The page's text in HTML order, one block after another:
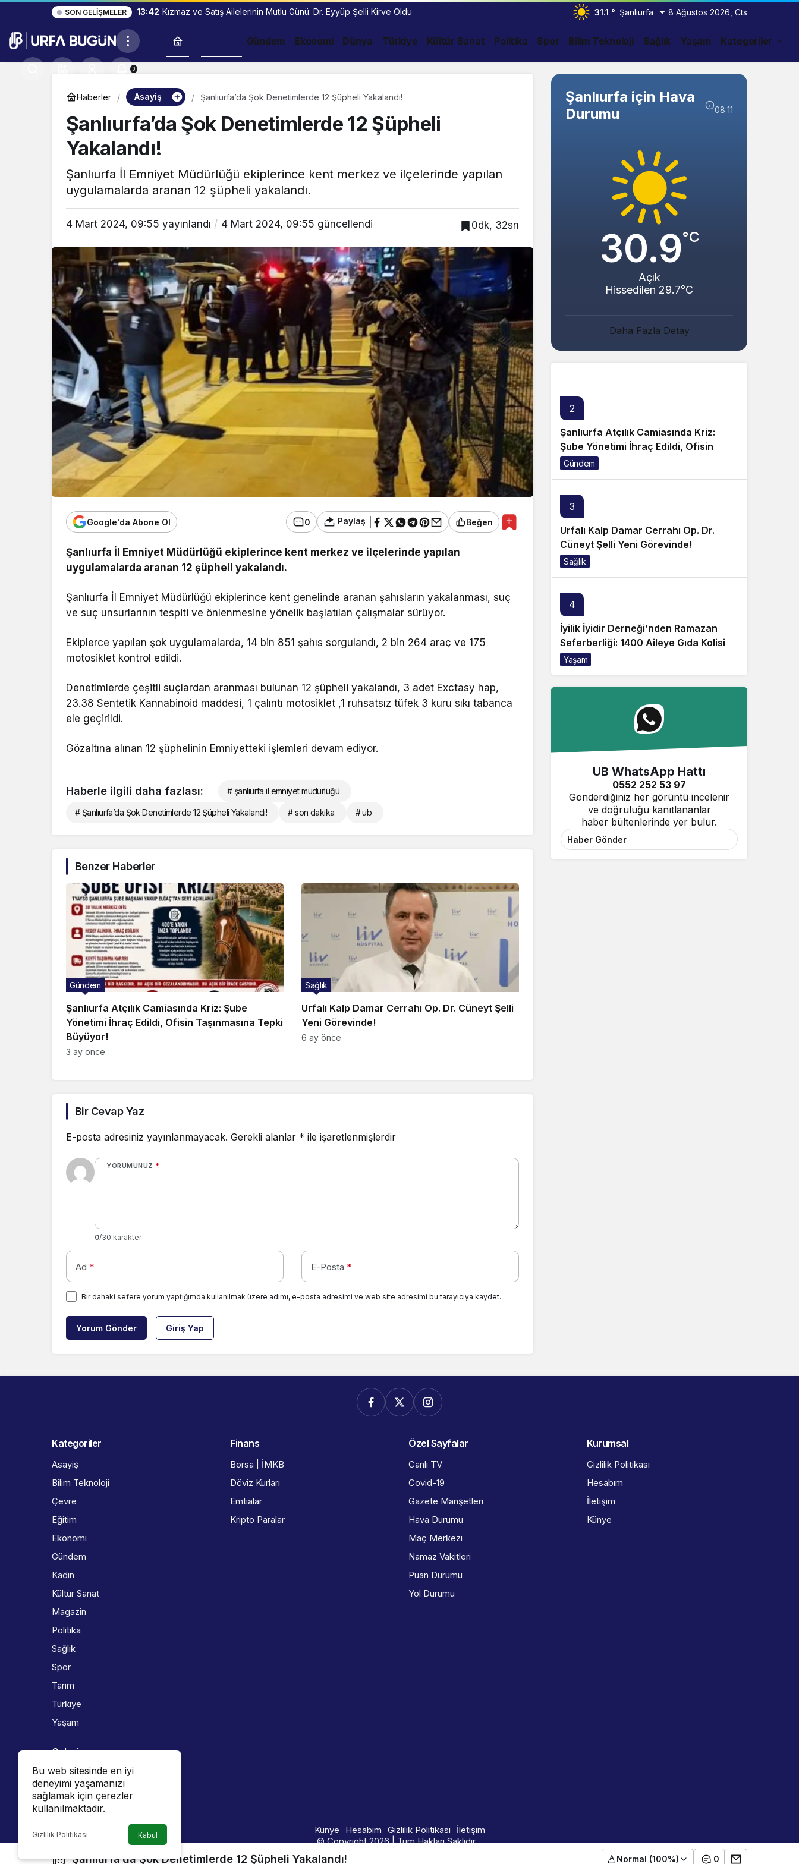
SON GELIŞMELER 13:42 Kızmaz ve Satış Ailelerinin Mutlu Günü: Dr. Eyyüp Şelli Kirve Oldu 31.1 ° Şanlıurfa 8 Ağustos 2026, Cts
Gündem Ekonomi Dünya Türkiye Kültür Sanat Politika Spor Bilim Teknoloji Sağlık Yaşam Kategoriler
0
Haberler Asayiş Şanlıurfa’da Şok Denetimlerde 12 Şüpheli Yakalandı!
Şanlıurfa’da Şok Denetimlerde 12 Şüpheli
Yakalandı!
Şanlıurfa İl Emniyet Müdürlüğü ekiplerince kent merkez ve ilçelerinde yapılan
uygulamalarda aranan 12 şüpheli yakalandı.
4 Mart 2024, 09:55 yayınlandı 4 Mart 2024, 09:55 güncellendi 0dk, 32sn
Google'da Abone Ol 0 Paylaş Beğen
Şanlıurfa İl Emniyet Müdürlüğü ekiplerince kent merkez ve ilçelerinde yapılan
uygulamalarda aranan 12 şüpheli yakalandı.
Şanlıurfa İl Emniyet Müdürlüğü ekiplerince kent genelinde aranan şahısların yakalanması, suç
ve suç unsurlarının tespiti ve önlenmesine yönelik başlatılan çalışmalar sürüyor.
Ekiplerce yapılan şok uygulamalarda, 14 bin 851 şahıs sorgulandı, 2 bin 264 araç ve 175
motosiklet kontrol edildi.
Denetimlerde çeşitli suçlardan aranması bulunan 12 şüpheli yakalandı, 3 adet Exctasy hap,
23.38 Sentetik Kannabinoid maddesi, 1 çalıntı motosiklet ,1 ruhsatsız tüfek 3 kuru sıkı tabanca
ele geçirildi.
Gözaltına alınan 12 şüphelinin Emniyetteki işlemleri devam ediyor.
Şanlıurfa’da Şok Denetimlerde 12 Şüpheli Yakalandı! Normal (100%) 0
Haberle ilgili daha fazlası: # şanlıurfa il emniyet müdürlüğü
# Şanlıurfa’da Şok Denetimlerde 12 Şüpheli Yakalandı! # son dakika # ub
Benzer Haberler
Şanlıurfa Atçılık Camiasında Kriz: Şube
Yönetimi İhraç Edildi, Ofisin Taşınmasına Tepki
Büyüyor!
Gündem
3 ay önce
Urfalı Kalp Damar Cerrahı Op. Dr. Cüneyt Şelli
Yeni Görevinde!
Sağlık
6 ay önce
Bir Cevap Yaz
E-posta adresiniz yayınlanmayacak. Gerekli alanlar * ile işaretlenmişlerdir
YORUMUNUZ *
0/30 karakter
Ad * E-Posta *
Bir dahaki sefere yorum yaptığımda kullanılmak üzere adımı, e-posta adresimi ve web site adresimi bu tarayıcıya kaydet.
Yorum Gönder Giriş Yap
Şanlıurfa için Hava
Durumu
08:11
30.9°C
Açık
Hissedilen 29.7°C
Daha Fazla Detay
Abacı ve Abul Ailelerinin Mutlu Günü!
2
Şanlıurfa Atçılık Camiasında Kriz:
Şube Yönetimi İhraç Edildi, Ofisin
Taşınmasına Tepki Büyüyor!
Gündem
3
Urfalı Kalp Damar Cerrahı Op. Dr.
Cüneyt Şelli Yeni Görevinde!
Sağlık
4
İyilik İyidir Derneği’nden Ramazan
Seferberliği: 1400 Aileye Gıda Kolisi
Yaşam
UB WhatsApp Hattı
0552 252 53 97
Gönderdiğiniz her görüntü incelenir
ve doğruluğu kanıtlananlar
haber bültenlerinde yer bulur.
Haber Gönder
Bu web sitesinde en iyi
deneyimi yaşamanızı
sağlamak için çerezler
kullanılmaktadır.
Gizlilik Politikası Kabul
Kategoriler
Asayiş
Bilim Teknoloji
Çevre
Eğitim
Ekonomi
Gündem
Kadın
Kültür Sanat
Magazin
Politika
Sağlık
Spor
Tarım
Türkiye
Yaşam
Finans
Borsa | İMKB
Döviz Kurları
Emtialar
Kripto Paralar
Özel Sayfalar
Canlı TV
Covid-19
Gazete Manşetleri
Hava Durumu
Maç Merkezi
Namaz Vakitleri
Puan Durumu
Yol Durumu
Kurumsal
Gizlilik Politikası
Hesabım
İletişim
Künye
Galeri
Foto Galeri
Video Galeri
Künye Hesabım Gizlilik Politikası
İletişim
© Copyright 2026 | Tüm Hakları Saklıdır.
🇩​​​​​🇪​​​​​🇸​​​​​🇮​​​​​🇬​​​​​🇳​​​​​🇪​​​​​🇩​​​​​ 🇧​​​​​🇾​​​​​ 🇮​​​​​🇳​​​​​🇫​​​​​🇮​​​​​🇨​​​​​🇷​​​​​🇪​​​​​🇦​​​​​​​​​​